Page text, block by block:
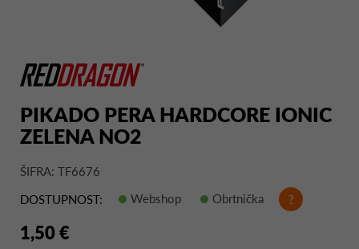
PIKADO PERA HARDCORE IONIC
ZELENA NO2
ŠIFRA: TF6676
DOSTUPNOST:
Webshop Obrtnička ?
1,50 €